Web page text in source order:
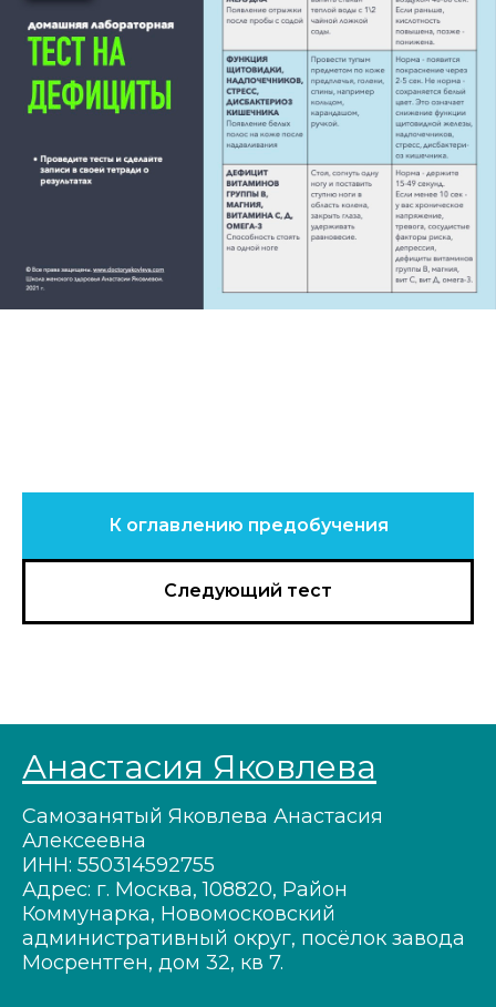
К оглавлению предобучения
Следующий тест
Анастасия Яковлева
Самозанятый Яковлева Анастасия
Алексеевна
ИНН: 550314592755
Адрес: г. Москва, 108820, Район
Коммунарка, Новомосковский
административный округ, посёлок завода
Мосрентген, дом 32, кв 7.